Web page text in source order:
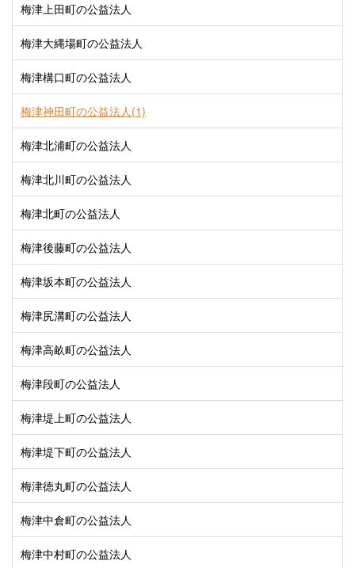
梅津上田町の公益法人
梅津大縄場町の公益法人
梅津構口町の公益法人
梅津神田町の公益法人(1)
梅津北浦町の公益法人
梅津北川町の公益法人
梅津北町の公益法人
梅津後藤町の公益法人
梅津坂本町の公益法人
梅津尻溝町の公益法人
梅津高畝町の公益法人
梅津段町の公益法人
梅津堤上町の公益法人
梅津堤下町の公益法人
梅津徳丸町の公益法人
梅津中倉町の公益法人
梅津中村町の公益法人